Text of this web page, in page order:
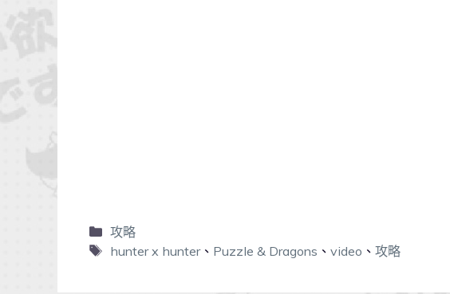
攻略
hunter x hunter、 Puzzle & Dragons 、 video 、 攻略